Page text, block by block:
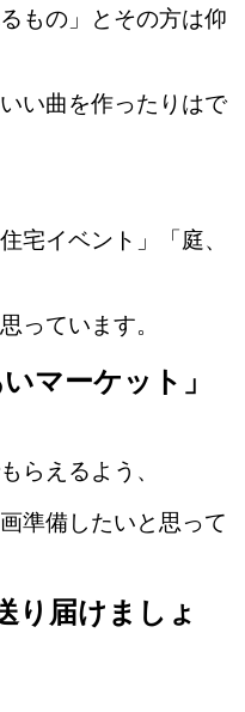
もの」とその方は仰
い曲を作ったりはで
宅イベント」「庭、
っています。
いマーケット」
らえるよう、
準備したいと思って
り届けましょ